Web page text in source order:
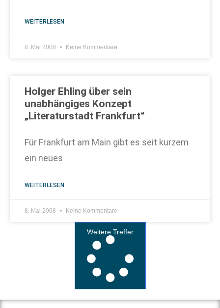
WEITERLESEN
8. Mai 2008 Keine Kommentare
Holger Ehling über sein
unabhängiges Konzept
„Literaturstadt Frankfurt“
Für Frankfurt am Main gibt es seit kurzem
ein neues
WEITERLESEN
8. Mai 2008 Keine Kommentare
Weitere Treffer